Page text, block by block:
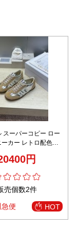
スーパーコピー ロー
カー レトロ配色デ
円
売個数2件
便 HOT